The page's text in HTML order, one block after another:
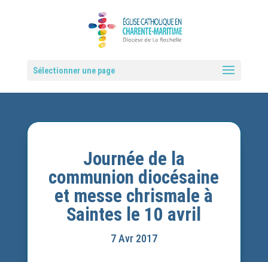
Sélectionner une page
Journée de la
communion diocésaine
et messe chrismale à
Saintes le 10 avril
7 Avr 2017